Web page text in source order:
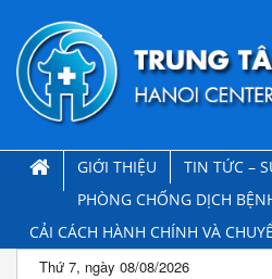
GIỚI THIỆU TIN TỨC –
PHÒNG CHỐNG DỊCH
CẢI CÁCH HÀNH CHÍNH VÀ
Thứ 7, ngày 08/08/2026